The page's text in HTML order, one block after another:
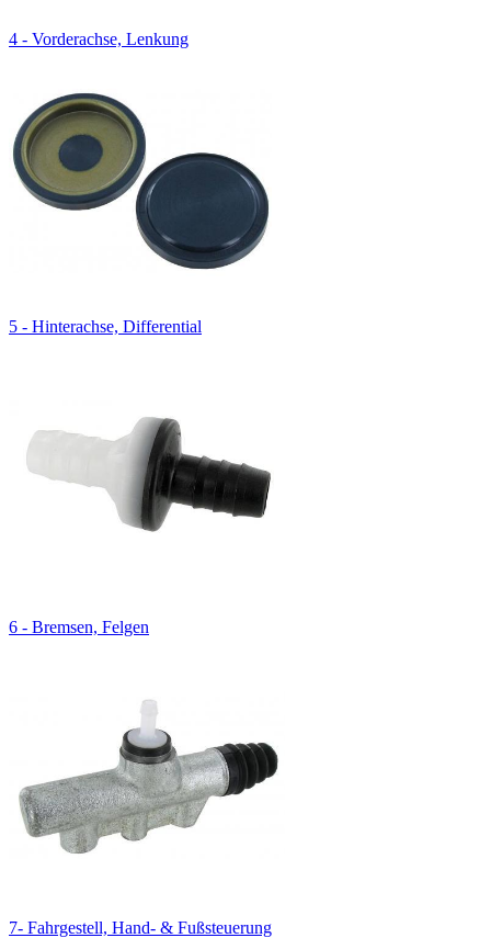
4 - Vorderachse, Lenkung
5 - Hinterachse, Differential
6 - Bremsen, Felgen
7- Fahrgestell, Hand- & Fußsteuerung